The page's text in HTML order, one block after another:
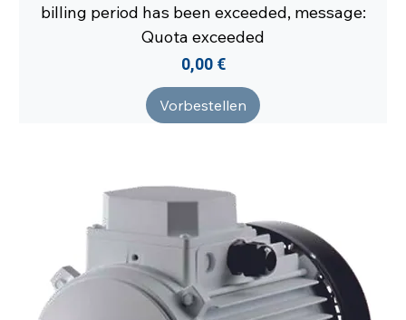
billing period has been exceeded, message:
Quota exceeded
Preis
0,00 €
Vorbestellen